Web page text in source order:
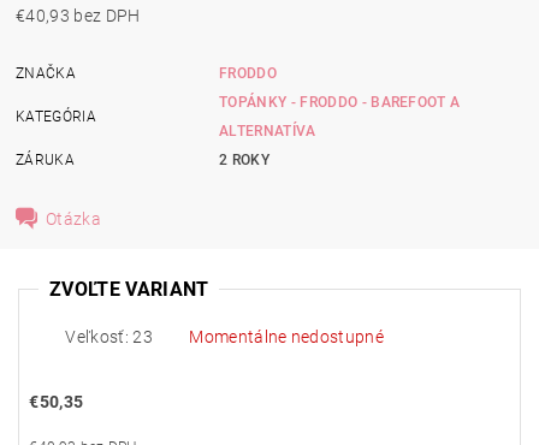
€40,93 bez DPH
ZNAČKA FRODDO
KATEGÓRIA
TOPÁNKY - FRODDO - BAREFOOT A
ALTERNATÍVA
ZÁRUKA
2 ROKY
Otázka
ZVOĽTE VARIANT
Veľkosť: 23 Momentálne nedostupné
€50,35